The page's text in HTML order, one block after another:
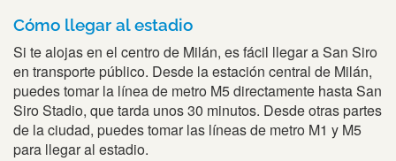
Cómo llegar al estadio
Si te alojas en el centro de Milán, es fácil llegar a San Siro
en transporte público. Desde la estación central de Milán,
puedes tomar la línea de metro M5 directamente hasta San
Siro Stadio, que tarda unos 30 minutos. Desde otras partes
de la ciudad, puedes tomar las líneas de metro M1 y M5
para llegar al estadio.